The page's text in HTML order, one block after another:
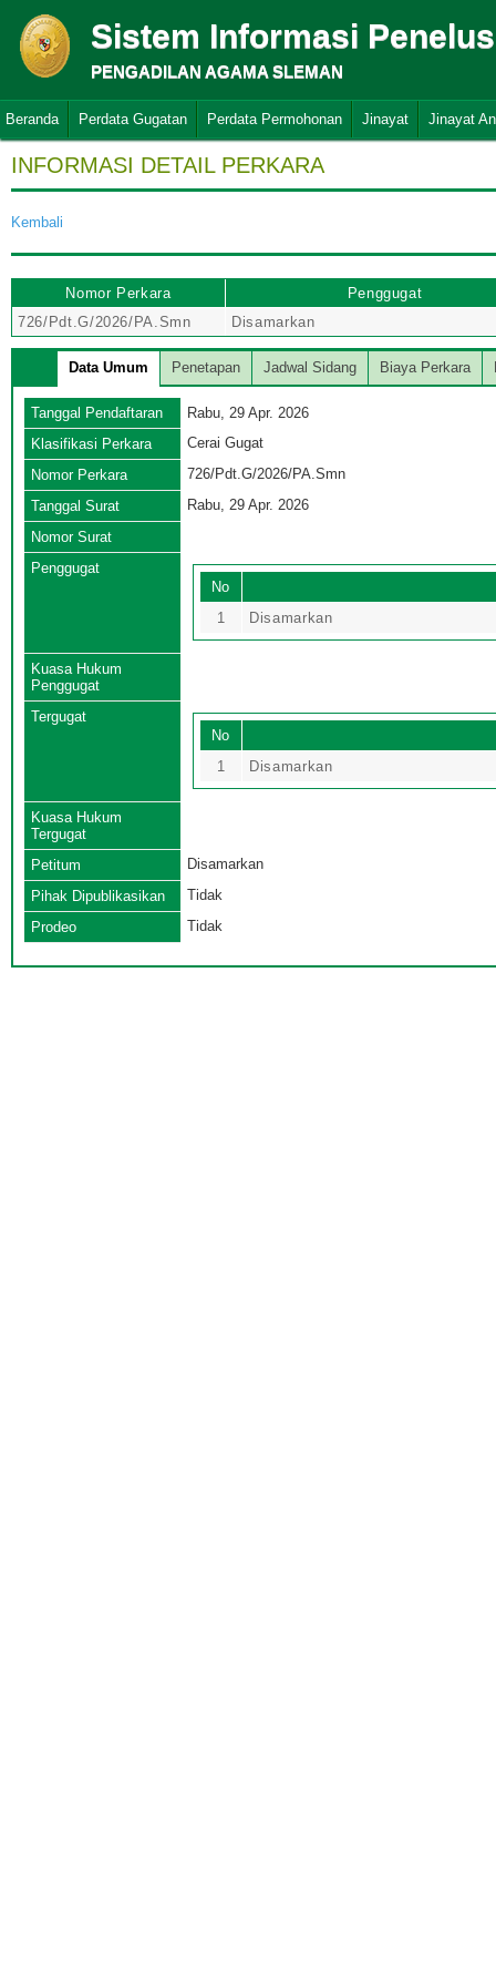
Sistem Informasi
PENGADILAN AGAMA SLEMAN
Beranda Perdata Gugatan Perdata Permohonan Jinayat Jinayat
INFORMASI DETAIL PERKARA
Kembali
Nomor Perkara
Penggugat
726/Pdt.G/2026/PA.Smn
Disamarkan
Data Umum Penetapan Jadwal Sidang Biaya Perkara
Tanggal Pendaftaran
Rabu, 29 Apr. 2026
Klasifikasi Perkara
Cerai Gugat
Nomor Perkara
726/Pdt.G/2026/PA.Smn
Tanggal Surat
Rabu, 29 Apr. 2026
Nomor Surat
Penggugat
No
1
Disamarkan
Kuasa Hukum
Penggugat
Tergugat
No
1
Disamarkan
Kuasa Hukum
Tergugat
Petitum
Disamarkan
Pihak Dipublikasikan
Tidak
Prodeo
Tidak